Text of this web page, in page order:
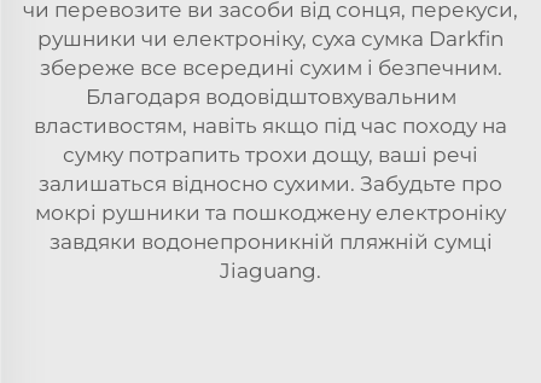
чи перевозите ви засоби від сонця, перекуси,
рушники чи електроніку, суха сумка Darkfin
збереже все всередині сухим і безпечним.
Благодаря водовідштовхувальним
властивостям, навіть якщо під час походу на
сумку потрапить трохи дощу, ваші речі
залишаться відносно сухими. Забудьте про
мокрі рушники та пошкоджену електроніку
завдяки водонепроникній пляжній сумці
Jiaguang.